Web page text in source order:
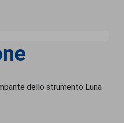
dello strumento Luna